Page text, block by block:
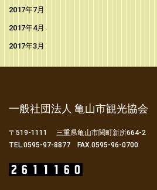
2017年7月
2017年4月
2017年3月
一般社団法人 亀山市観光協会
〒519-1111 三重県亀山市関町新所664-2
TEL.0595-97-8877 FAX.0595-96-0700